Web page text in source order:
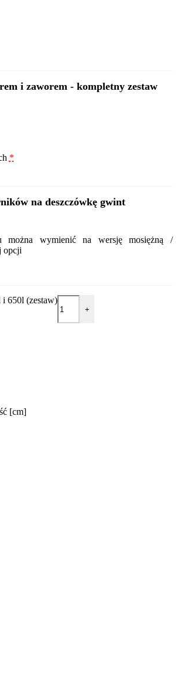
i zaworem - kompletny zestaw
*
na deszczówkę gwint
można wymienić na wersję mosiężną /
opcji
650l (zestaw)
+
[cm]